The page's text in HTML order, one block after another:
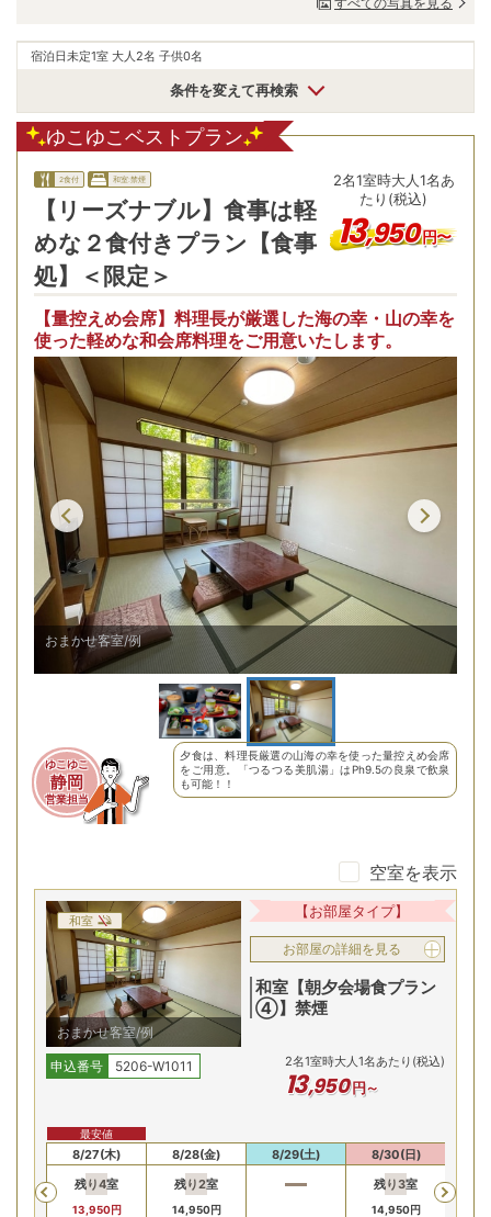
宿泊日未定1室 大人2名 子供0名
条件を変えて再検索
ゆこゆこベストプラン
2食付 和室:禁煙
【リーズナブル】食事は軽
めな２食付きプラン【食事
処】＜限定＞
2名1室時大人1名あ
たり(税込)
13,950円〜
【量控えめ会席】料理長が厳選した海の幸・山の幸を
使った軽めな和会席料理をご用意いたします。
量控えめ会席/例
静岡
営業担当
夕食は、料理長厳選の山海の幸を使った量控えめ会席
をご用意。「つるつる美肌湯」はPh9.5の良泉で飲泉
も可能！！
おまかせ客室/例
【お部屋タイプ】
お部屋の詳細を見る
和室【朝夕会場食プラン
④】禁煙
申込番号 5206-W1011
13,950 円～
Previous
残り4室
13,950
予約
残り2室
14,950
予約
残り3室
14,950
予約